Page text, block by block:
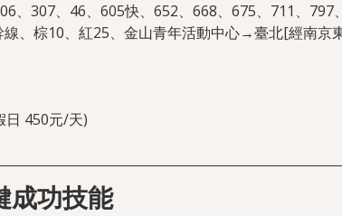
、307、46、605快、652、668、675、711、797
、棕10、紅25、金山青年活動中心→臺北[經南京
日 450元/天)
成功技能